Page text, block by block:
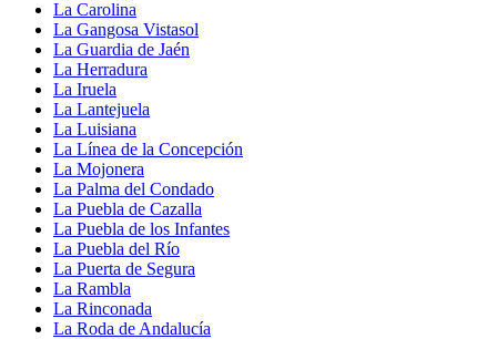
La Carolina
La Gangosa Vistasol
La Guardia de Jaén
La Herradura
La Iruela
La Lantejuela
La Luisiana
La Línea de la Concepción
La Mojonera
La Palma del Condado
La Puebla de Cazalla
La Puebla de los Infantes
La Puebla del Río
La Puerta de Segura
La Rambla
La Rinconada
La Roda de Andalucía